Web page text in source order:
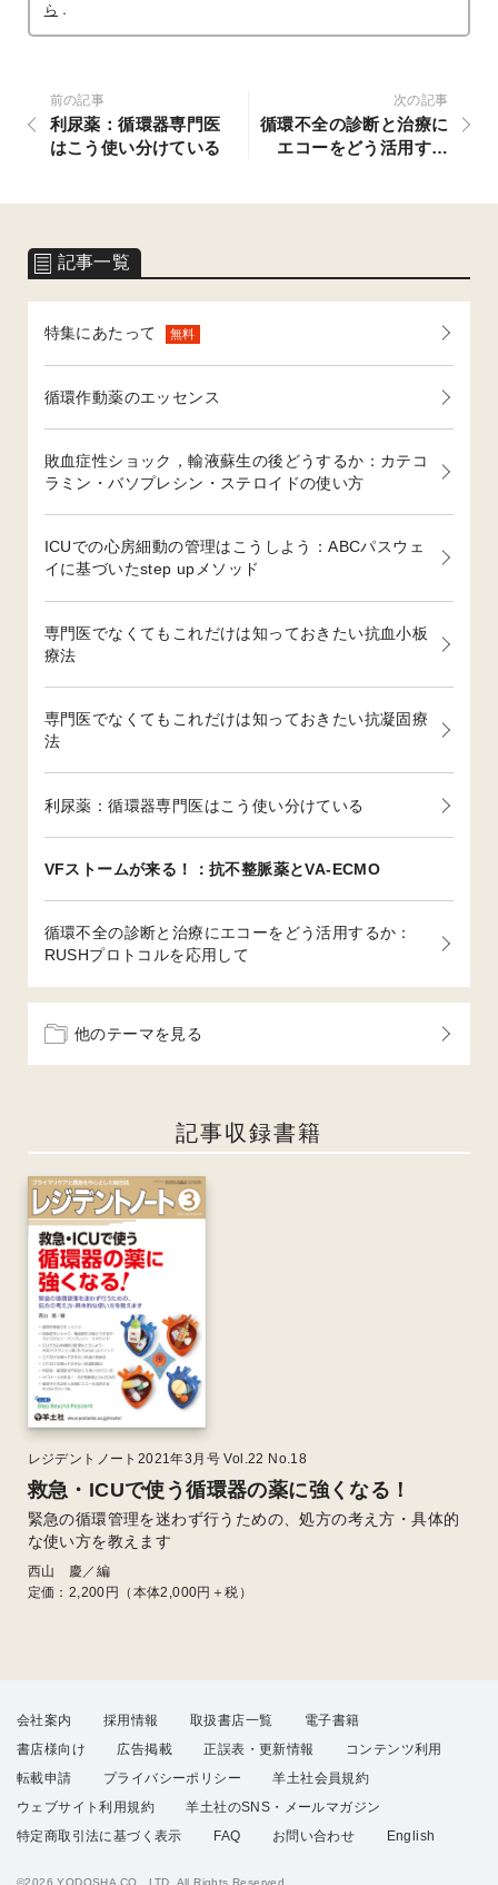
記事一覧
特集にあたって 無料
循環作動薬のエッセンス
敗血症性ショック，輸液蘇生の後どうするか：カテコ
ラミン・バソプレシン・ステロイドの使い方
ICUでの心房細動の管理はこうしよう：ABCパスウェ
イに基づいたstep upメソッド
専門医でなくてもこれだけは知っておきたい抗血小板
療法
専門医でなくてもこれだけは知っておきたい抗凝固療
法
利尿薬：循環器専門医はこう使い分けている
VFストームが来る！：抗不整脈薬とVA-ECMO
循環不全の診断と治療にエコーをどう活用するか：
RUSHプロトコルを応用して
他のテーマを見る
記事収録書籍
レジデントノート2021年3月号 Vol.22 No.18
救急・ICUで使う循環器の薬に強くなる！
緊急の循環管理を迷わず行うための、処方の考え方・具体的
な使い方を教えます
西山 慶／編
定価： 2,200 円（本体2,000円＋税）
ら ．
前の記事
利尿薬：循環器専門医
はこう使い分けている
次の記事
循環不全の診断と治療に
エコーをどう活用する
会社案内 採用情報 取扱書店一覧
電子書籍
書店様向け
広告掲載 正誤表・更新情報
コンテンツ利用
転載申請
プライバシーポリシー
羊土社会員規約
ウェブサイト利用規約
羊土社のSNS・メールマガジン
特定商取引法に基づく表示
FAQ お問い合わせ English
©2026 YODOSHA CO., LTD. All Rights Reserved